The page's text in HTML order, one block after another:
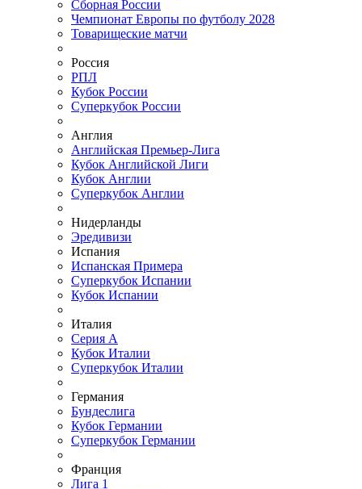
Сборная России
Чемпионат Европы по футболу 2028
Товарищеские матчи
Россия
РПЛ
Кубок России
Суперкубок России
Англия
Английская Премьер-Лига
Кубок Английской Лиги
Кубок Англии
Суперкубок Англии
Нидерланды
Эредивизи
Испания
Испанская Примера
Суперкубок Испании
Кубок Испании
Италия
Серия А
Кубок Италии
Суперкубок Италии
Германия
Бундеслига
Кубок Германии
Суперкубок Германии
Франция
Лига 1